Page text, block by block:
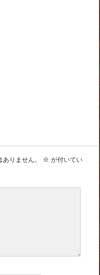
りません。 ※ が付いてい